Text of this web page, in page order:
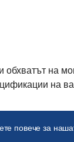
обхватът на
на
повече за